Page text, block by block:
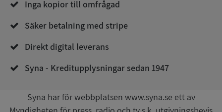
Inga kopior till omfrågad
Säker betalning med stripe
Direkt digital leverans
Syna - Kreditupplysningar sedan 1947
Syna har för webbplatsen www.syna.se ett av
__RequestVerificationToken Session